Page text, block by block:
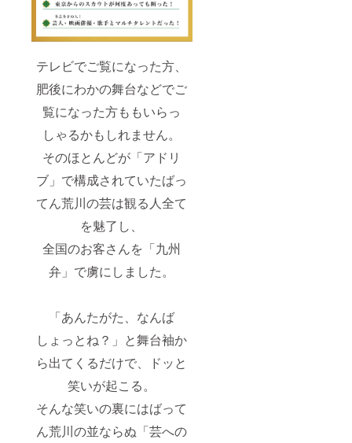
テレビでご覧になった方、
肥後にわかの舞台などでご
覧になった方ももいらっ
しゃるかもしれません。
そのほとんどが「アドリ
ブ」で構成されていたばっ
てん荒川の芸は観る人全て
を魅了し、
全国のお客さんを「九州
弁」で虜にしました。
「あんたがた、なんば
しょっとね？」と舞台袖か
ら出てくるだけで、ドッと
笑いが起こる。
そんな笑いの裏にはばって
ん荒川の並ならぬ「芸への